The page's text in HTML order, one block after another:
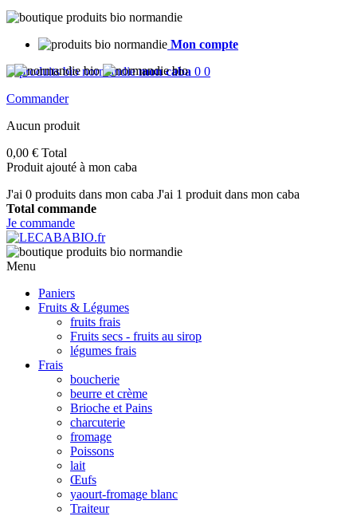
Mon compte
mon caba 0 0
Commander
Aucun produit
0,00 € Total
Produit ajouté à mon caba
J'ai 0 produits dans mon caba J'ai 1 produit dans mon caba
Total commande
Je commande
Menu
Paniers
Fruits & Légumes
fruits frais
Fruits secs - fruits au sirop
légumes frais
Frais
boucherie
beurre et crème
Brioche et Pains
charcuterie
fromage
Poissons
lait
Œufs
yaourt-fromage blanc
Traiteur